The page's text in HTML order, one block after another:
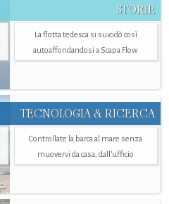
STORIE
La flotta tedesca si suicidò così
autoaffondandosi a Scapa Flow
TECNOLOGIA & RICERCA
Controllate la barca al mare senza
muovervi da casa, dall’ufficio